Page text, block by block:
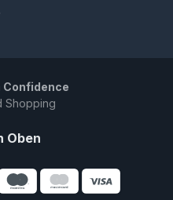
Confidence
Shopping
Oben